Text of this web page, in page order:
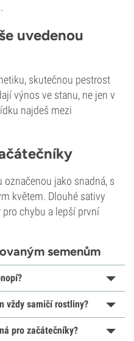
uvedenou
skutečnou pestrost
výnos ve stanu, ne jen v
najdeš mezi
jako snadná, s
květem. Dlouhé sativy
chybu a lepší první
semenům
vždy samičí rostliny?
pro začátečníky?